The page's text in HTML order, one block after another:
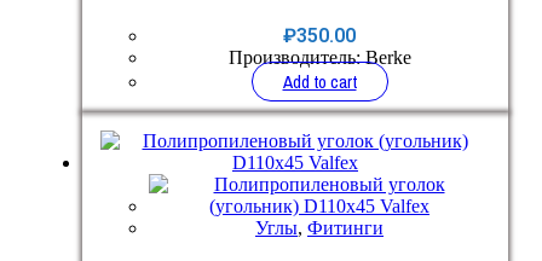
₽350.00
Производитель: Berke
Add to cart
Углы, Фитинги